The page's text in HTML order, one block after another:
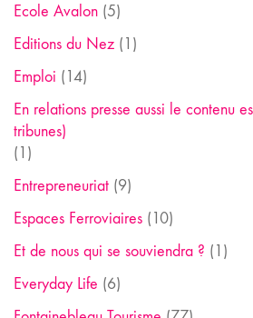
Ecole Avalon (5)
Editions du Nez (1)
Emploi (14)
En relations presse aussi le contenu
tribunes)
(1)
Entrepreneuriat (9)
Espaces Ferroviaires (10)
Et de nous qui se souviendra ? (1)
Everyday Life (6)